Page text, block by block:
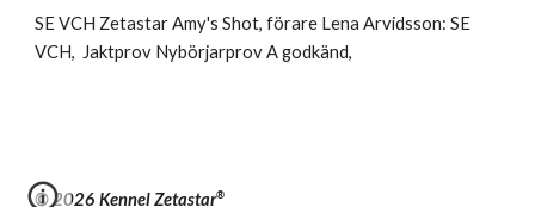
SE VCH Zetastar Amy's Shot, förare Lena Arvidsson: SE
VCH, Jaktprov Nybörjarprov A godkänd,
© 2026 Kennel Zetastar®